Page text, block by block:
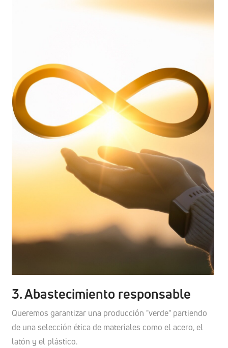
3. Abastecimiento responsable
Queremos garantizar una producción "verde" partiendo
de una selección ética de materiales como el acero, el
latón y el plástico.